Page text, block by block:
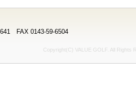
FAX 0143-59-6504
Copyright(C) VALUE GOLF. All Rights